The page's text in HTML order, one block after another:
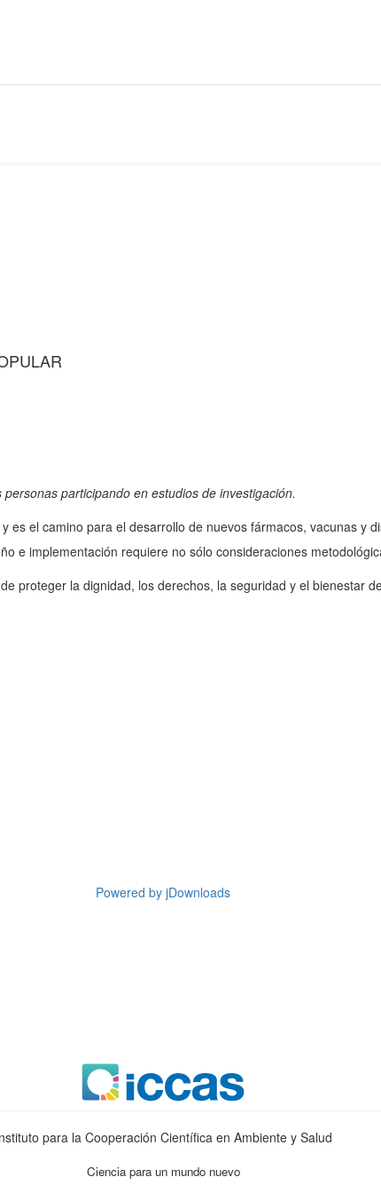
participando en estudios de investigación.
es el camino para el desarrollo de nuevos fármacos, vacunas y
e implementación requiere no sólo consideraciones
proteger la dignidad, los derechos, la seguridad y el bienestar
Powered by jDownloads
para la Cooperación Científica en Ambiente y Salud
Ciencia para un mundo nuevo